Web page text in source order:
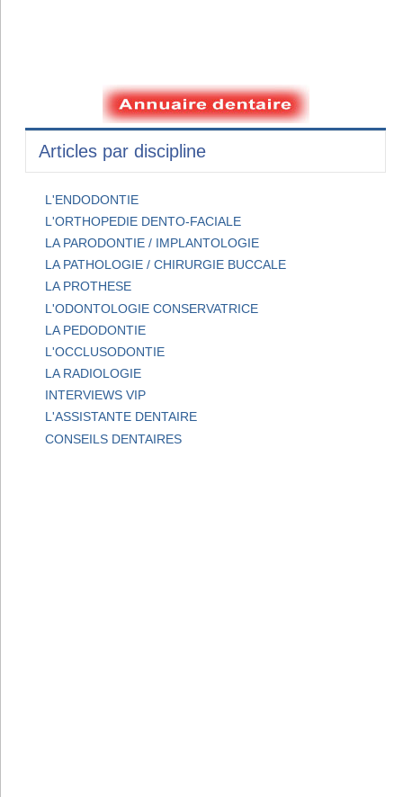
Articles par discipline
L'ENDODONTIE
L'ORTHOPEDIE DENTO-FACIALE
LA PARODONTIE / IMPLANTOLOGIE
LA PATHOLOGIE / CHIRURGIE BUCCALE
LA PROTHESE
L'ODONTOLOGIE CONSERVATRICE
LA PEDODONTIE
L'OCCLUSODONTIE
LA RADIOLOGIE
INTERVIEWS VIP
L'ASSISTANTE DENTAIRE
CONSEILS DENTAIRES